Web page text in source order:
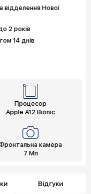
3 364 грн
відделення Нової
2 років
14 днів
Процесор
Apple A12 Bionic
камера
7 Мп
Відгуки